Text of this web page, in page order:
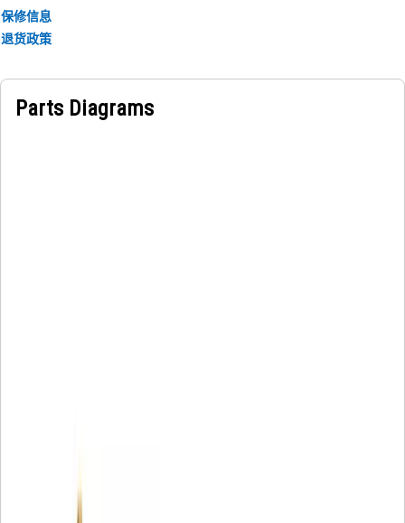
保修信息
退货政策
Parts Diagrams